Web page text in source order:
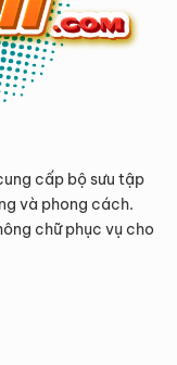
cấp bộ sưu tập
và phong cách.
chữ phục vụ cho